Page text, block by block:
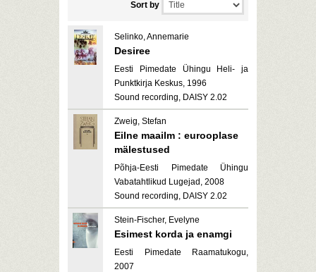
Sort by
Selinko, Annemarie
Desiree
Eesti Pimedate Ühingu Heli- ja
Punktkirja Keskus, 1996
Sound recording, DAISY 2.02
Zweig, Stefan
Eilne maailm : eurooplase
mälestused
Põhja-Eesti Pimedate Ühingu
Vabatahtlikud Lugejad, 2008
Sound recording, DAISY 2.02
Stein-Fischer, Evelyne
Esimest korda ja enamgi
Eesti Pimedate Raamatukogu,
2007